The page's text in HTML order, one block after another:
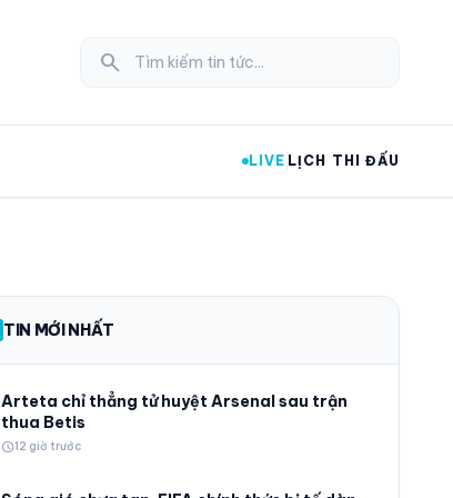
search
LIVE LỊCH THI ĐẤU
TIN MỚI NHẤT
Arteta chỉ thẳng tử huyệt Arsenal sau trận
thua Betis
schedule12 giờ trước